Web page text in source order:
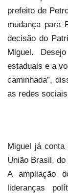
prefeito de
mudança para
decisão do
Miguel.
estaduais e a
caminhada”,
as redes
Miguel já
União Brasil,
A ampliação
lideranças